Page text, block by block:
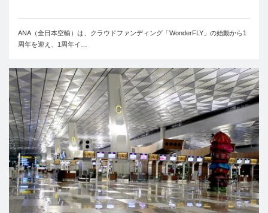
ANA（全日本空輸）は、クラウドファンディング「WonderFLY」の始動から1
周年を迎え、1周年イ…